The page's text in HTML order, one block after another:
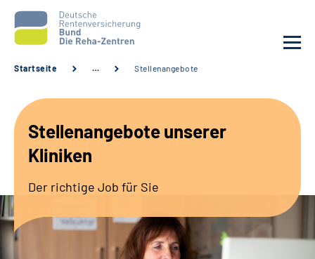
Unsere Kliniken
Sozialdienste & Zuweisende
Startseite … Stellenangebote
Stellenangebote unserer
Kliniken
Der richtige Job für Sie